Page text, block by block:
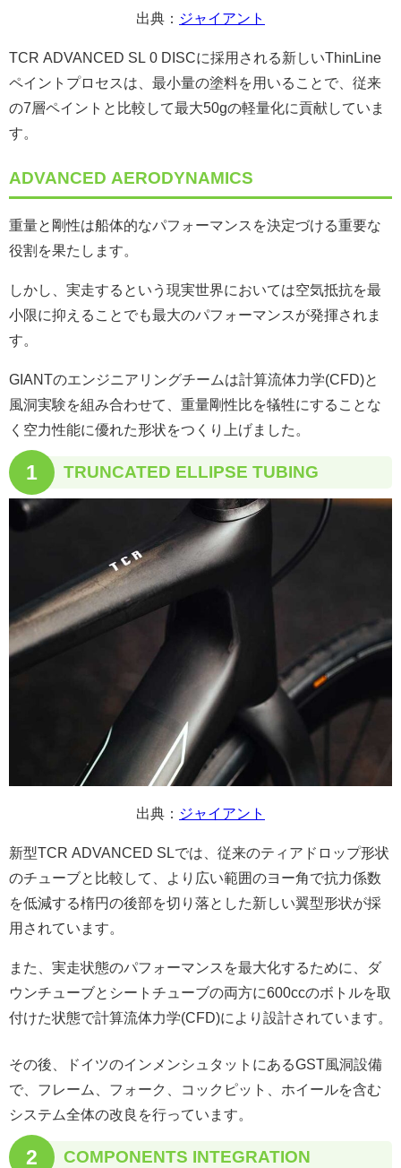
出典： ジャイアント
TCR ADVANCED SL 0 DISCに採用される新しいThinLine
ペイントプロセスは、最小量の塗料を用いることで、従来
の7層ペイントと比較して最大50gの軽量化に貢献していま
す。
ADVANCED AERODYNAMICS
重量と剛性は船体的なパフォーマンスを決定づける重要な
役割を果たします。
しかし、実走するという現実世界においては空気抵抗を最
小限に抑えることでも最大のパフォーマンスが発揮されま
す。
GIANTのエンジニアリングチームは計算流体力学(CFD)と
風洞実験を組み合わせて、重量剛性比を犠牲にすることな
く空力性能に優れた形状をつくり上げました。
1 TRUNCATED ELLIPSE TUBING
出典： ジャイアント
新型TCR ADVANCED SLでは、従来のティアドロップ形状
のチューブと比較して、より広い範囲のヨー角で抗力係数
を低減する楕円の後部を切り落とした新しい翼型形状が採
用されています。
また、実走状態のパフォーマンスを最大化するために、ダ
ウンチューブとシートチューブの両方に600ccのボトルを取
付けた状態で計算流体力学(CFD)により設計されています。
その後、ドイツのインメンシュタットにあるGST風洞設備
で、フレーム、フォーク、コックピット、ホイールを含む
システム全体の改良を行っています。
2 COMPONENTS INTEGRATION